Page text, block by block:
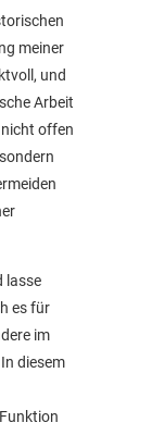
meiner
und
Arbeit
nicht offen
lasse
es für
im
diesem